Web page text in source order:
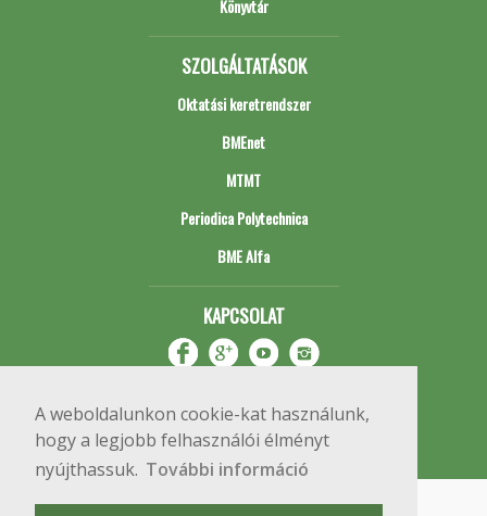
A weboldalunkon cookie-kat használunk,
hogy a legjobb felhasználói élményt
nyújthassuk. További információ
Könyvtár
SZOLGÁLTATÁSOK
Oktatási keretrendszer
BMEnet
MTMT
Periodica Polytechnica
BME Alfa
KAPCSOLAT